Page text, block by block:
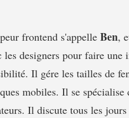
frontend s'appelle Ben,
designers pour faire
Il gére les tailles de
mobiles. Il se
Il discute tous les